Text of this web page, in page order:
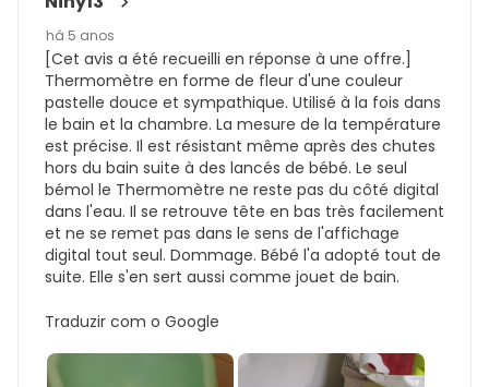
há 5 anos
[Cet avis a été recueilli en réponse à une offre.]
Thermomètre en forme de fleur d'une couleur
pastelle douce et sympathique. Utilisé à la fois dans
le bain et la chambre. La mesure de la température
est précise. Il est résistant même après des chutes
hors du bain suite à des lancés de bébé. Le seul
bémol le Thermomètre ne reste pas du côté digital
dans l'eau. Il se retrouve tête en bas très facilement
et ne se remet pas dans le sens de l'affichage
digital tout seul. Dommage. Bébé l'a adopté tout de
suite. Elle s'en sert aussi comme jouet de bain.
Traduzir com o Google